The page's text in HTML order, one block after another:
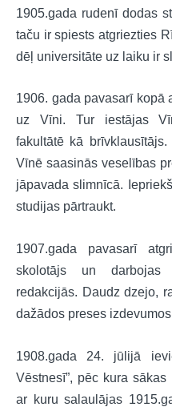
1905.gada rudenī dodas
taču ir spiests atgriezties
dēļ universitāte uz laiku ir
1906. gada pavasarī kopā
uz Vīni. Tur iestājas
fakultātē kā
Vīnē saasinās veselības
jāpavada slimnīcā.
studijas pārtraukt.
1907.gada pavasarī
skolotājs un darbojas
redakcijās. Daudz dzejo,
dažādos preses
1908.gada 24. jūlijā
Vēstnesī”, pēc kura
ar kuru salaulājas